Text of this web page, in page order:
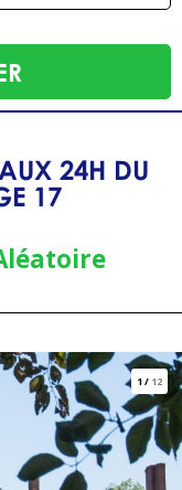
24H DU
17
1/ 12